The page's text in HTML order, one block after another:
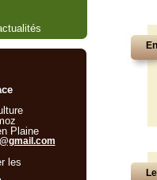
Plaine
les